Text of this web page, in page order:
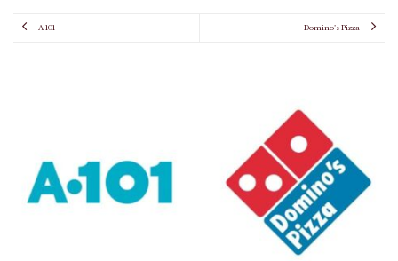
A 101 Domino’s Pizza